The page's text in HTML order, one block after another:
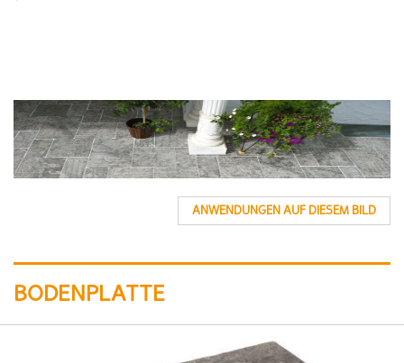
ANWENDUNGEN AUF DIESEM BILD
BODENPLATTE